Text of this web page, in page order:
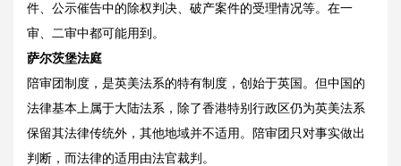
件、公示催告中的除权判决、破产案件的受理情况等。在一
审、二审中都可能用到。
萨尔茨堡法庭
陪审团制度，是英美法系的特有制度，创始于英国。但中国的
法律基本上属于大陆法系，除了香港特别行政区仍为英美法系
保留其法律传统外，其他地域并不适用。陪审团只对事实做出
判断，而法律的适用由法官裁判。